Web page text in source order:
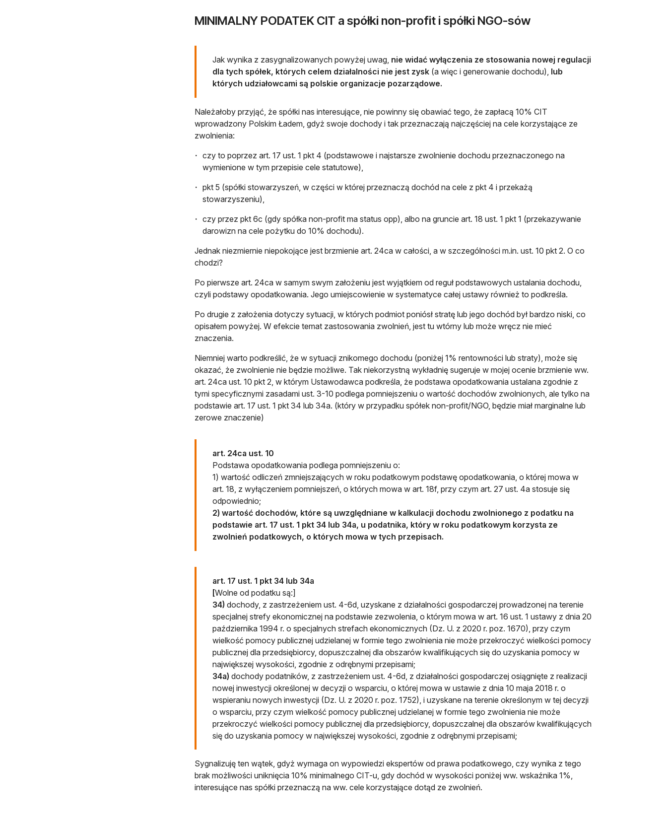
MINIMALNY PODATEK CIT a spółki non-profit i spółki NGO-sów
Jak wynika z zasygnalizowanych powyżej uwag, nie widać wyłączenia ze stosowania nowej regulacji
dla tych spółek, których celem działalności nie jest zysk (a więc i generowanie dochodu), lub
których udziałowcami są polskie organizacje pozarządowe.
Należałoby przyjąć, że spółki nas interesujące, nie powinny się obawiać tego, że zapłacą 10% CIT
wprowadzony Polskim Ładem, gdyż swoje dochody i tak przeznaczają najczęściej na cele korzystające ze
zwolnienia:
czy to poprzez art. 17 ust. 1 pkt 4 (podstawowe i najstarsze zwolnienie dochodu przeznaczonego na
wymienione w tym przepisie cele statutowe),
pkt 5 (spółki stowarzyszeń, w części w której przeznaczą dochód na cele z pkt 4 i przekażą
stowarzyszeniu),
czy przez pkt 6c (gdy spółka non-profit ma status opp), albo na gruncie art. 18 ust. 1 pkt 1 (przekazywanie
darowizn na cele pożytku do 10% dochodu).
Jednak niezmiernie niepokojące jest brzmienie art. 24ca w całości, a w szczególności m.in. ust. 10 pkt 2. O co
chodzi?
Po pierwsze art. 24ca w samym swym założeniu jest wyjątkiem od reguł podstawowych ustalania dochodu,
czyli podstawy opodatkowania. Jego umiejscowienie w systematyce całej ustawy również to podkreśla.
Po drugie z założenia dotyczy sytuacji, w których podmiot poniósł stratę lub jego dochód był bardzo niski, co
opisałem powyżej. W efekcie temat zastosowania zwolnień, jest tu wtórny lub może wręcz nie mieć
znaczenia.
Niemniej warto podkreślić, że w sytuacji znikomego dochodu (poniżej 1% rentowności lub straty), może się
okazać, że zwolnienie nie będzie możliwe. Tak niekorzystną wykładnię sugeruje w mojej ocenie brzmienie ww.
art. 24ca ust. 10 pkt 2, w którym Ustawodawca podkreśla, że podstawa opodatkowania ustalana zgodnie z
tymi specyficznymi zasadami ust. 3-10 podlega pomniejszeniu o wartość dochodów zwolnionych, ale tylko na
podstawie art. 17 ust. 1 pkt 34 lub 34a. (który w przypadku spółek non-profit/NGO, będzie miał marginalne lub
zerowe znaczenie)
art. 24ca ust. 10
Podstawa opodatkowania podlega pomniejszeniu o:
1) wartość odliczeń zmniejszających w roku podatkowym podstawę opodatkowania, o której mowa w
art. 18, z wyłączeniem pomniejszeń, o których mowa w art. 18f, przy czym art. 27 ust. 4a stosuje się
odpowiednio;
2) wartość dochodów, które są uwzględniane w kalkulacji dochodu zwolnionego z podatku na
podstawie art. 17 ust. 1 pkt 34 lub 34a, u podatnika, który w roku podatkowym korzysta ze
zwolnień podatkowych, o których mowa w tych przepisach.
art. 17 ust. 1 pkt 34 lub 34a
[Wolne od podatku są:]
34) dochody, z zastrzeżeniem ust. 4-6d, uzyskane z działalności gospodarczej prowadzonej na terenie
specjalnej strefy ekonomicznej na podstawie zezwolenia, o którym mowa w art. 16 ust. 1 ustawy z dnia 20
października 1994 r. o specjalnych strefach ekonomicznych (Dz. U. z 2020 r. poz. 1670), przy czym
wielkość pomocy publicznej udzielanej w formie tego zwolnienia nie może przekroczyć wielkości pomocy
publicznej dla przedsiębiorcy, dopuszczalnej dla obszarów kwalifikujących się do uzyskania pomocy w
największej wysokości, zgodnie z odrębnymi przepisami;
34a) dochody podatników, z zastrzeżeniem ust. 4-6d, z działalności gospodarczej osiągnięte z realizacji
nowej inwestycji określonej w decyzji o wsparciu, o której mowa w ustawie z dnia 10 maja 2018 r. o
wspieraniu nowych inwestycji (Dz. U. z 2020 r. poz. 1752), i uzyskane na terenie określonym w tej decyzji
o wsparciu, przy czym wielkość pomocy publicznej udzielanej w formie tego zwolnienia nie może
przekroczyć wielkości pomocy publicznej dla przedsiębiorcy, dopuszczalnej dla obszarów kwalifikujących
się do uzyskania pomocy w największej wysokości, zgodnie z odrębnymi przepisami;
Sygnalizuję ten wątek, gdyż wymaga on wypowiedzi ekspertów od prawa podatkowego, czy wynika z tego
brak możliwości uniknięcia 10% minimalnego CIT-u, gdy dochód w wysokości poniżej ww. wskaźnika 1%,
interesujące nas spółki przeznaczą na ww. cele korzystające dotąd ze zwolnień.